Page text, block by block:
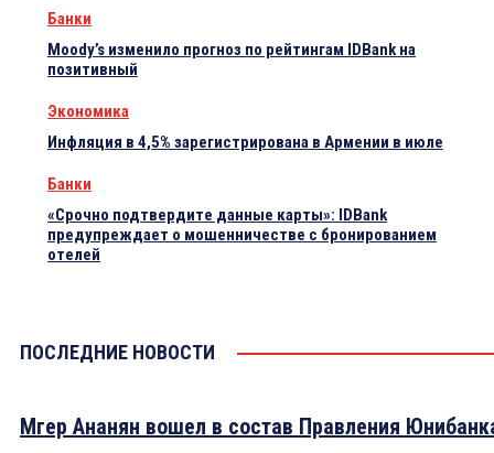
Банки
Moody’s изменило прогноз по рейтингам IDBank на
позитивный
Экономика
Инфляция в 4,5% зарегистрирована в Армении в июле
Банки
«Срочно подтвердите данные карты»: IDBank
предупреждает о мошенничестве с бронированием
отелей
ПОСЛЕДНИЕ НОВОСТИ
Мгер Ананян вошел в состав Правления